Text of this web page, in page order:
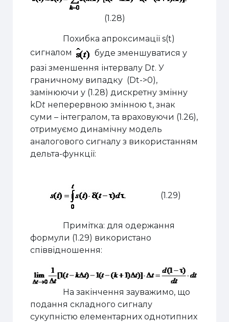
(1.28)
Похибка апроксимації s(t)
сигналом
буде зменшуватися у
разі зменшення інтервалу Dt. У
граничному випадку (Dt->0),
замінюючи у (1.28) дискретну змінну
kDt неперервною змінноюt, знак
суми – інтегралом, та враховуючи (1.26),
отримуємо динамічну модель
аналогового сигналу з використанням
дельта-функції:
(1.29)
Примітка: для одержання
формули (1.29) використано
співвідношення:
На закінчення зауважимо, що
подання складного сигналу
сукупністю елементарних однотипних